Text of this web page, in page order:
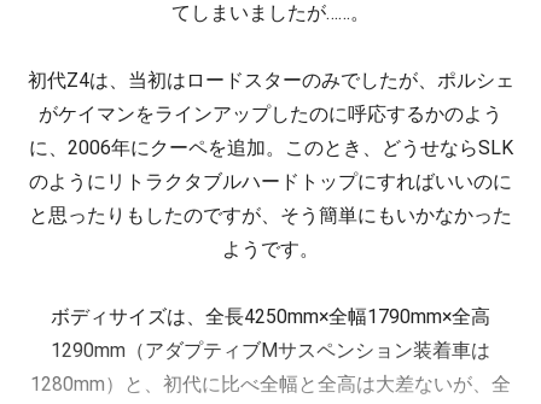
てしまいましたが……。
初代Z4は、当初はロードスターのみでしたが、ポルシェ
がケイマンをラインアップしたのに呼応するかのよう
に、2006年にクーペを追加。このとき、どうせならSLK
のようにリトラクタブルハードトップにすればいいのに
と思ったりもしたのですが、そう簡単にもいかなかった
ようです。
ボディサイズは、全長4250mm×全幅1790mm×全高
1290mm（アダプティブMサスペンション装着車は
1280mm）と、初代に比べ全幅と全高は大差ないが、全